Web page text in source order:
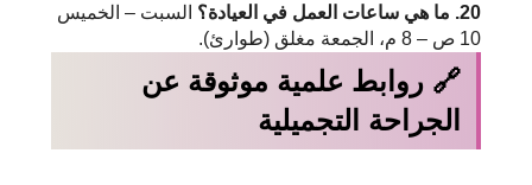
20. ما هي ساعات العمل في العيادة؟
السبت – الخميس
10 ص – 8 م، الجمعة مغلق (طوارئ).
🔗 روابط علمية موثوقة عن
الجراحة التجميلية